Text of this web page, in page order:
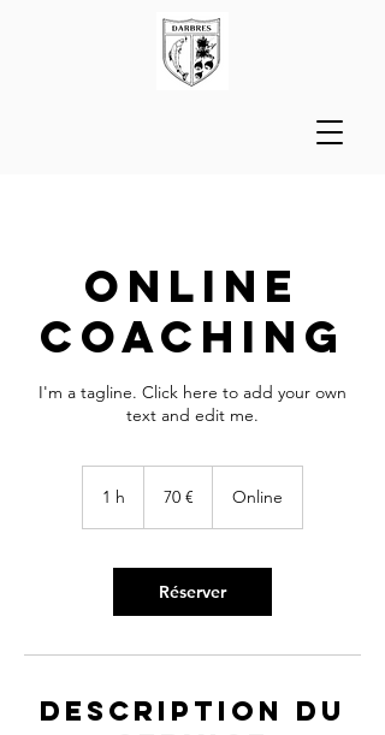
Online
Coaching
I'm a tagline. Click here to add your own
text and edit me.
1 h 70 € Online
Réserver
Description du